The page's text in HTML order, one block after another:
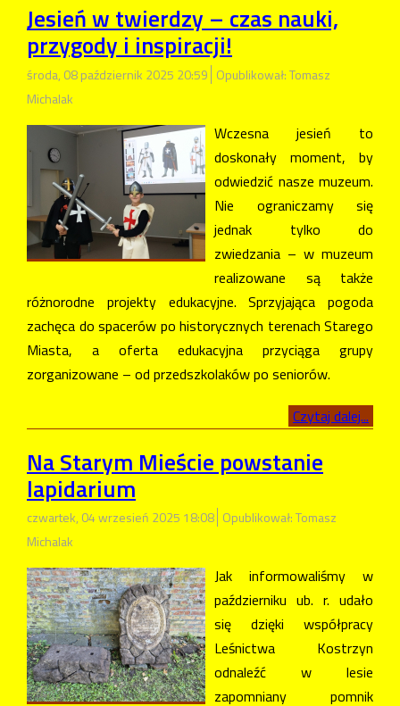
Jesień w twierdzy – czas nauki,
przygody i inspiracji!
środa, 08 październik 2025 20:59 Opublikował: Tomasz
Michalak
Wczesna jesień to
doskonały moment, by
odwiedzić nasze muzeum.
Nie ograniczamy się
jednak tylko do
zwiedzania – w muzeum
realizowane są także
różnorodne projekty edukacyjne. Sprzyjająca pogoda
zachęca do spacerów po historycznych terenach Starego
Miasta, a oferta edukacyjna przyciąga grupy
zorganizowane – od przedszkolaków po seniorów.
Czytaj dalej...
Na Starym Mieście powstanie
lapidarium
czwartek, 04 wrzesień 2025 18:08 Opublikował: Tomasz
Michalak
Jak informowaliśmy w
październiku ub. r. udało
się dzięki współpracy
Leśnictwa Kostrzyn
odnaleźć w lesie
zapomniany pomnik